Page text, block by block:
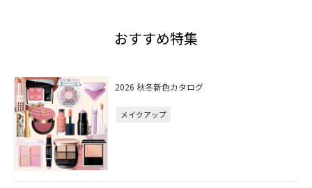
おすすめ特集
2026 秋冬新色カタログ
メイクアップ